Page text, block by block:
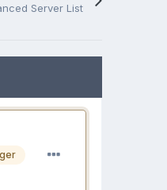
Server List